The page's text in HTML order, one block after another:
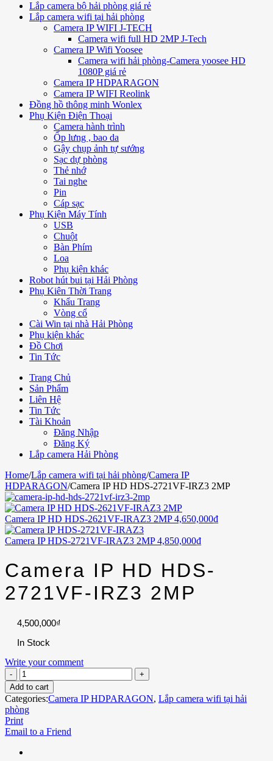
Lắp camera bộ hải phòng giá rẻ
Lắp camera wifi tại hải phòng
Camera IP WIFI J-TECH
Camera wifi full HD 2MP J-Tech
Camera IP Wifi Yoosee
Camera wifi hải phòng-Camera yoosee HD
1080P giá rẻ
Camera IP HDPARAGON
Camera IP WIFI Reolink
Đồng hồ thông minh Wonlex
Phụ Kiện Điện Thoại
Camera hành trình
Ốp lưng , bao da
Gậy chụp ảnh tự sướng
Sạc dự phòng
Thẻ nhớ
Tai nghe
Pin
Cáp sạc
Phụ Kiện Máy Tính
USB
Chuột
Bàn Phím
Loa
Phụ kiện khác
Robot hút bui tại Hải Phòng
Phụ Kiên Thời Trang
Khẩu Trang
Vòng cổ
Cài Win tại nhà Hải Phòng
Phụ kiện khác
Đồ Chơi
Tin Tức
Trang Chủ
Sản Phẩm
Liên Hệ
Tin Tức
Tài Khoản
Đăng Nhập
Đăng Ký
Lắp camera Hải Phòng
Home/Lắp camera wifi tại hải phòng/Camera IP
HDPARAGON/Camera IP HD HDS-2721VF-IRZ3 2MP
Camera IP HD HDS-2621VF-IRAZ3 2MP 4,650,000₫
Camera IP HDS-2721VF-IRAZ3 2MP 4,850,000₫
Camera IP HD HDS-
2721VF-IRZ3 2MP
4,500,000₫
In Stock
Write your comment
Add to cart
Categories:Camera IP HDPARAGON, Lắp camera wifi tại hải
phòng
Print
Email to a Friend